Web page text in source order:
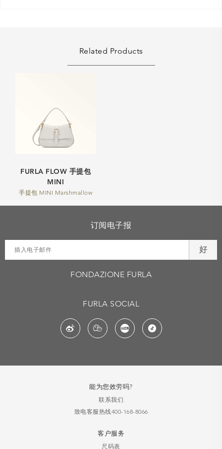
Related Products
FURLA FLOW 手提包
MINI
手提包 MINI Marshmallow
订阅电子报
好
FONDAZIONE FURLA
FURLA SOCIAL
能为您效劳吗?
联系我们
致电客服热线400-168-8066
客户服务
尺码表